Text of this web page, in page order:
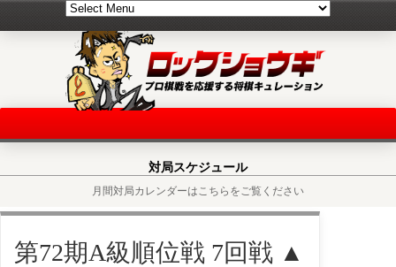
対局スケジュール
月間対局カレンダーはこちらをご覧ください
第72期A級順位戦 7回戦 ▲